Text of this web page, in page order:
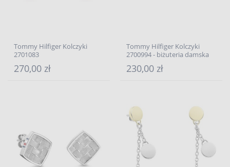
Tommy Hilfiger Kolczyki
2701083
270,00 zł
Tommy Hilfiger Kolczyki
2700994 - biżuteria damska
230,00 zł